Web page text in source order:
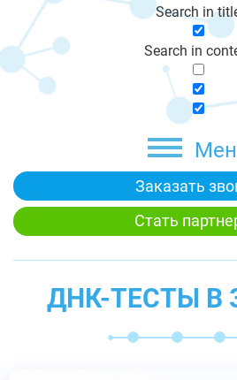
Search in
Search in
Заказать
Стать
ДНК-ТЕСТЫ В